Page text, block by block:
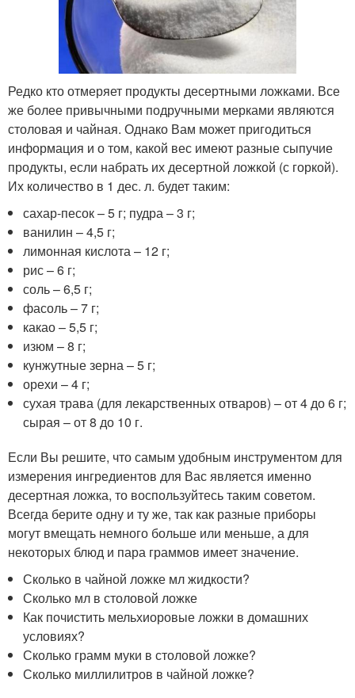
Редко кто отмеряет продукты десертными ложками. Все
же более привычными подручными мерками являются
столовая и чайная. Однако Вам может пригодиться
информация и о том, какой вес имеют разные сыпучие
продукты, если набрать их десертной ложкой (с горкой).
Их количество в 1 дес. л. будет таким:
сахар-песок – 5 г; пудра – 3 г;
ванилин – 4,5 г;
лимонная кислота – 12 г;
рис – 6 г;
соль – 6,5 г;
фасоль – 7 г;
какао – 5,5 г;
изюм – 8 г;
кунжутные зерна – 5 г;
орехи – 4 г;
сухая трава (для лекарственных отваров) – от 4 до 6 г;
сырая – от 8 до 10 г.
Если Вы решите, что самым удобным инструментом для
измерения ингредиентов для Вас является именно
десертная ложка, то воспользуйтесь таким советом.
Всегда берите одну и ту же, так как разные приборы
могут вмещать немного больше или меньше, а для
некоторых блюд и пара граммов имеет значение.
Сколько в чайной ложке мл жидкости?
Сколько мл в столовой ложке
Как почистить мельхиоровые ложки в домашних
условиях?
Сколько грамм муки в столовой ложке?
Сколько миллилитров в чайной ложке?